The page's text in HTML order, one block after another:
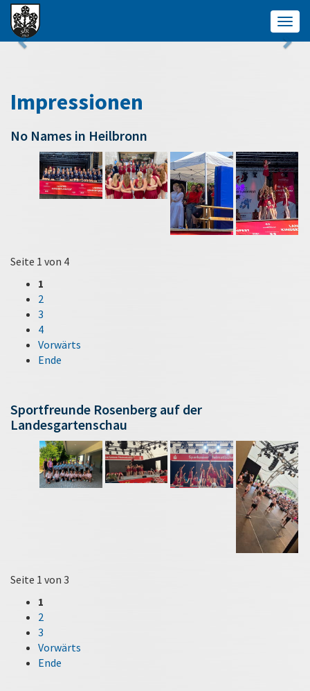
Impressionen
No Names in Heilbronn
Seite 1 von 4
1
2
3
4
Vorwärts
Ende
Sportfreunde Rosenberg auf der
Landesgartenschau
Seite 1 von 3
1
2
3
Vorwärts
Ende